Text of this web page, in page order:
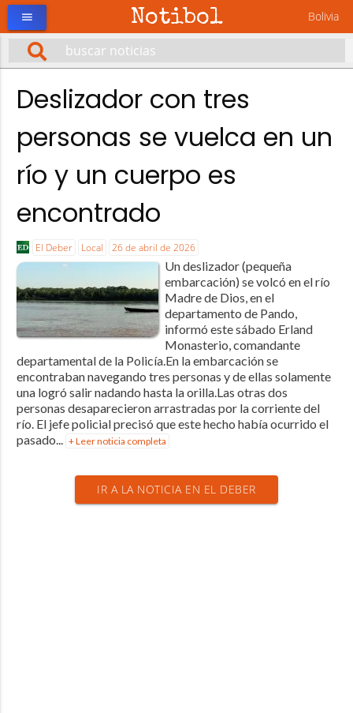
Notibol Bolivia
menu
Deslizador con tres
personas se vuelca en un
río y un cuerpo es
encontrado
El Deber Local 26 de abril de 2026
Un deslizador (pequeña
embarcación) se volcó en el río
Madre de Dios, en el
departamento de Pando,
informó este sábado Erland
Monasterio, comandante
departamental de la Policía.En la embarcación se
encontraban navegando tres personas y de ellas solamente
una logró salir nadando hasta la orilla.Las otras dos
personas desaparecieron arrastradas por la corriente del
río. El jefe policial precisó que este hecho había ocurrido el
pasado... + Leer noticia completa
IR A LA NOTICIA EN EL DEBER